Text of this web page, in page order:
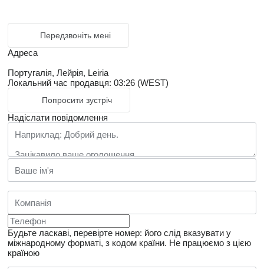
Передзвоніть мені
Адреса
Португалія, Лейрія, Leiria
Локальний час продавця: 03:26 (WEST)
Попросити зустріч
Надіслати повідомлення
Будьте ласкаві, перевірте номер: його слід вказувати у
міжнародному форматі, з кодом країни. Не працюємо з цією
країною